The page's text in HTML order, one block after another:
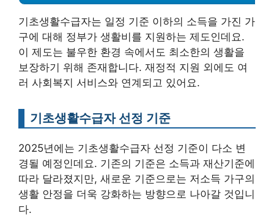
기초생활수급자는 일정 기준 이하의 소득을 가진 가
구에 대해 정부가 생활비를 지원하는 제도인데요.
이 제도는 불우한 환경 속에서도 최소한의 생활을
보장하기 위해 존재합니다. 재정적 지원 외에도 여
러 사회복지 서비스와 연계되고 있어요.
기초생활수급자 선정 기준
2025년에는 기초생활수급자 선정 기준이 다소 변
경될 예정인데요. 기존의 기준은 소득과 재산기준에
따라 달라졌지만, 새로운 기준으로는 저소득 가구의
생활 안정을 더욱 강화하는 방향으로 나아갈 것입니
다.